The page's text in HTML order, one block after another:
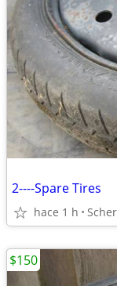
2----Spare Tires
hace 1 h
$150